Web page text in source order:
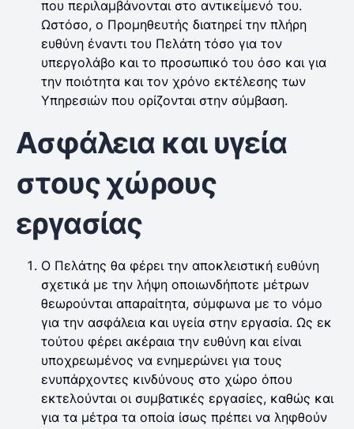
που περιλαμβάνονται στο αντικείμενό του.
Ωστόσο, ο Προμηθευτής διατηρεί την πλήρη
ευθύνη έναντι του Πελάτη τόσο για τον
υπεργολάβο και το προσωπικό του όσο και για
την ποιότητα και τον χρόνο εκτέλεσης των
Υπηρεσιών που ορίζονται στην σύμβαση.
Ασφάλεια και υγεία
στους χώρους
εργασίας
Ο Πελάτης θα φέρει την αποκλειστική ευθύνη
σχετικά με την λήψη οποιωνδήποτε μέτρων
θεωρούνται απαραίτητα, σύμφωνα με το νόμο
για την ασφάλεια και υγεία στην εργασία. Ως εκ
τούτου φέρει ακέραια την ευθύνη και είναι
υποχρεωμένος να ενημερώνει για τους
ενυπάρχοντες κινδύνους στο χώρο όπου
εκτελούνται οι συμβατικές εργασίες, καθώς και
για τα μέτρα τα οποία ίσως πρέπει να ληφθούν